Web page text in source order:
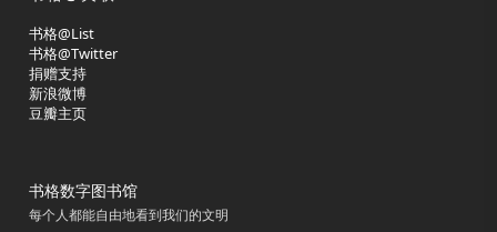
书格@List
书格@Twitter
捐赠支持
新浪微博
豆瓣主页
书格数字图书馆
每个人都能自由地看到我们的文明